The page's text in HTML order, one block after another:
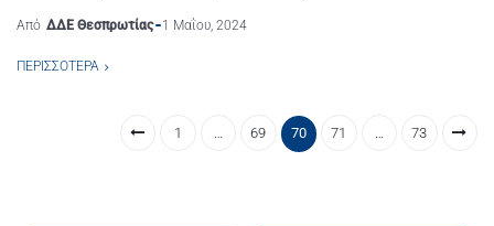
Από ΔΔΕ Θεσπρωτίας 1 Μαΐου, 2024
ΠΕΡΙΣΣΌΤΕΡΑ
1 … 69 70 71 … 73